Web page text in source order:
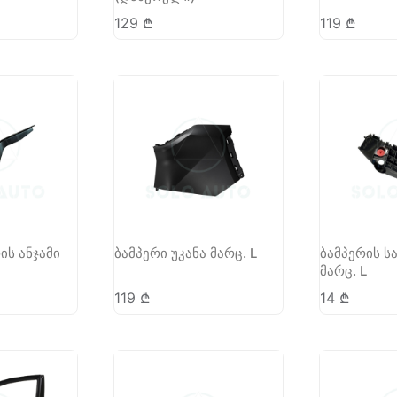
129 ₾ 119 ₾
ანჯამი ბამპერი უკანა მარც. L
119 ₾
ბამპერის
მარც. L
14 ₾